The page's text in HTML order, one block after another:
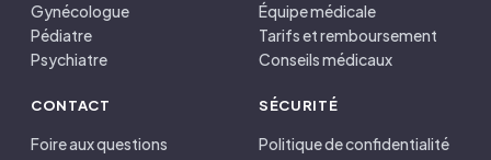
Gynécologue
Pédiatre
Psychiatre
Équipe médicale
Tarifs et remboursement
Conseils médicaux
CONTACT
Foire aux questions
SÉCURITÉ
Politique de confidentialité